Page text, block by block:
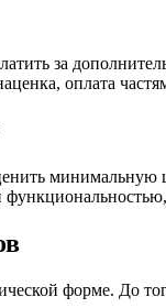
за
оплата
минимальную
форме. До